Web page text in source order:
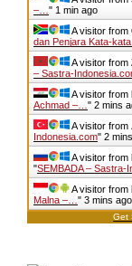
–… " 1 min ago
A visitor from
dan Penjara Kata-
A visitor from
– Sastra-
A visitor from
Achmad –… " 2 mins
A visitor from
Indonesia.com" 2
A visitor from
"SEMBADA – Sastra-
A visitor from
Malna –… " 3 mins ago
Get